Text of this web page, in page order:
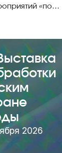
Организация деловых мероприятий «под ключ»
2026